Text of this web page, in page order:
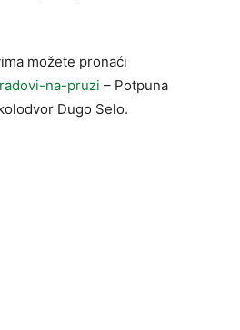
možete pronaći
na-pruzi – Potpuna
Dugo Selo.